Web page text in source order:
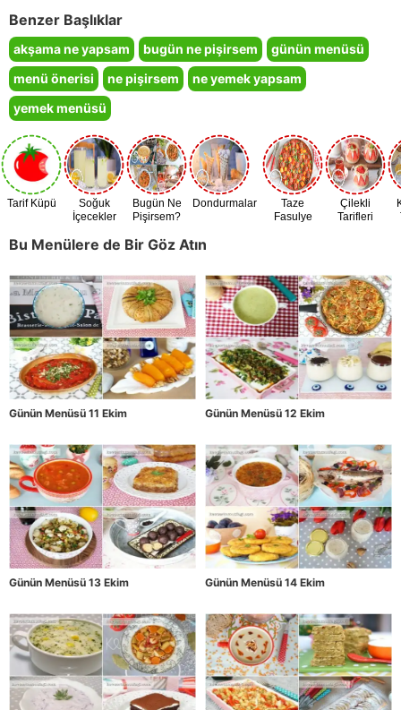
Benzer Başlıklar
akşama ne yapsam bugün ne pişirsem
günün menüsü
menü önerisi
ne pişirsem
ne yemek yapsam
yemek menüsü
Tarif Küpü
Soğuk
İçecekler
Bugün Ne
Pişirsem?
Dondurmalar
Taze
Fasulye
Çilekli
Tarifleri
Bu Menülere de Bir Göz Atın
Günün Menüsü 11 Ekim Günün Menüsü 12 Ekim
Günün Menüsü 13 Ekim Günün Menüsü 14 Ekim